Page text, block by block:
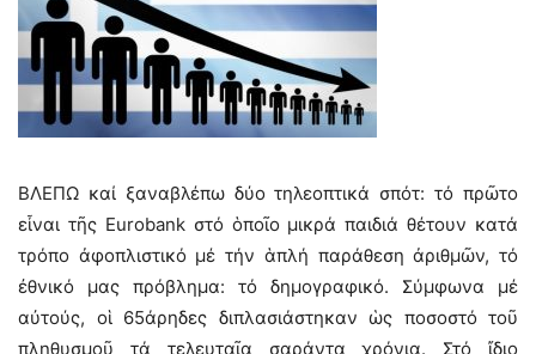
BΛΕΠΩ καί ξαναβλέπω δύο τηλεοπτικά σπότ: τό πρῶτο
εἶναι τῆς Eurobank στό ὁποῖο μικρά παιδιά θέτουν κατά
τρόπο ἀφοπλιστικό μέ τήν ἁπλή παράθεση ἀριθμῶν, τό
ἐθνικό μας πρόβλημα: τό δημογραφικό. Σύμφωνα μέ
αὐτούς, οἱ 65άρηδες διπλασιάστηκαν ὡς ποσοστό τοῦ
πληθυσμοῦ τά τελευταῖα σαράντα χρόνια. Στό ἴδιο